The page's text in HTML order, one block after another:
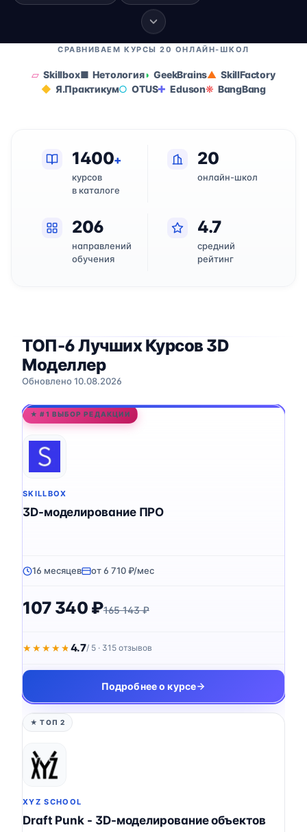
СРАВНИВАЕМ КУРСЫ 20 ОНЛАЙН-ШКОЛ
Skillbox Нетология GeekBrains
SkillFactory
Я.Практикум
OTUS Eduson BangBang
1400+
курсов
в каталоге
20
онлайн-школ
206
направлений
обучения
4.7
средний
рейтинг
ТОП-6 Лучших Курсов 3D
Моделлер
Обновлено 10.08.2026
★ #1 ВЫБОР РЕДАКЦИИ
SKILLBOX
3D-моделирование ПРО
16 месяцев от 6 710 ₽/мес
107 340 ₽165 143 ₽
★★★★★
★★★★★ 4.7/ 5 · 315 отзывов
Подробнее о курсе
★ ТОП 2
XYZ SCHOOL
Draft Punk - 3D-моделирование объектов